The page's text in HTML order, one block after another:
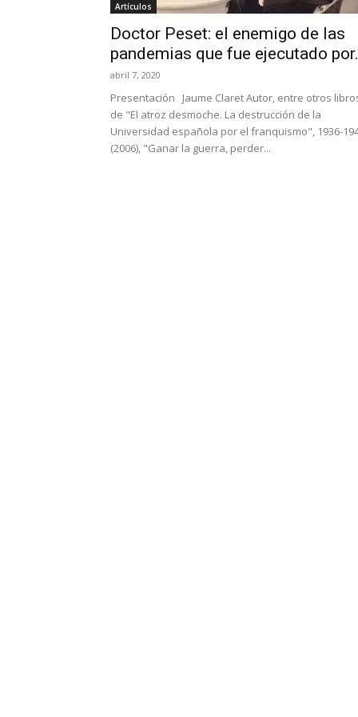
Artículos
Doctor Peset: el enemigo de las
pandemias que fue ejecutado
abril 7, 2020
Presentación Jaume Claret Autor, entre otros
de "El atroz desmoche. La destrucción de la
Universidad española por el franquismo", 1936-
(2006), "Ganar la guerra, perder...